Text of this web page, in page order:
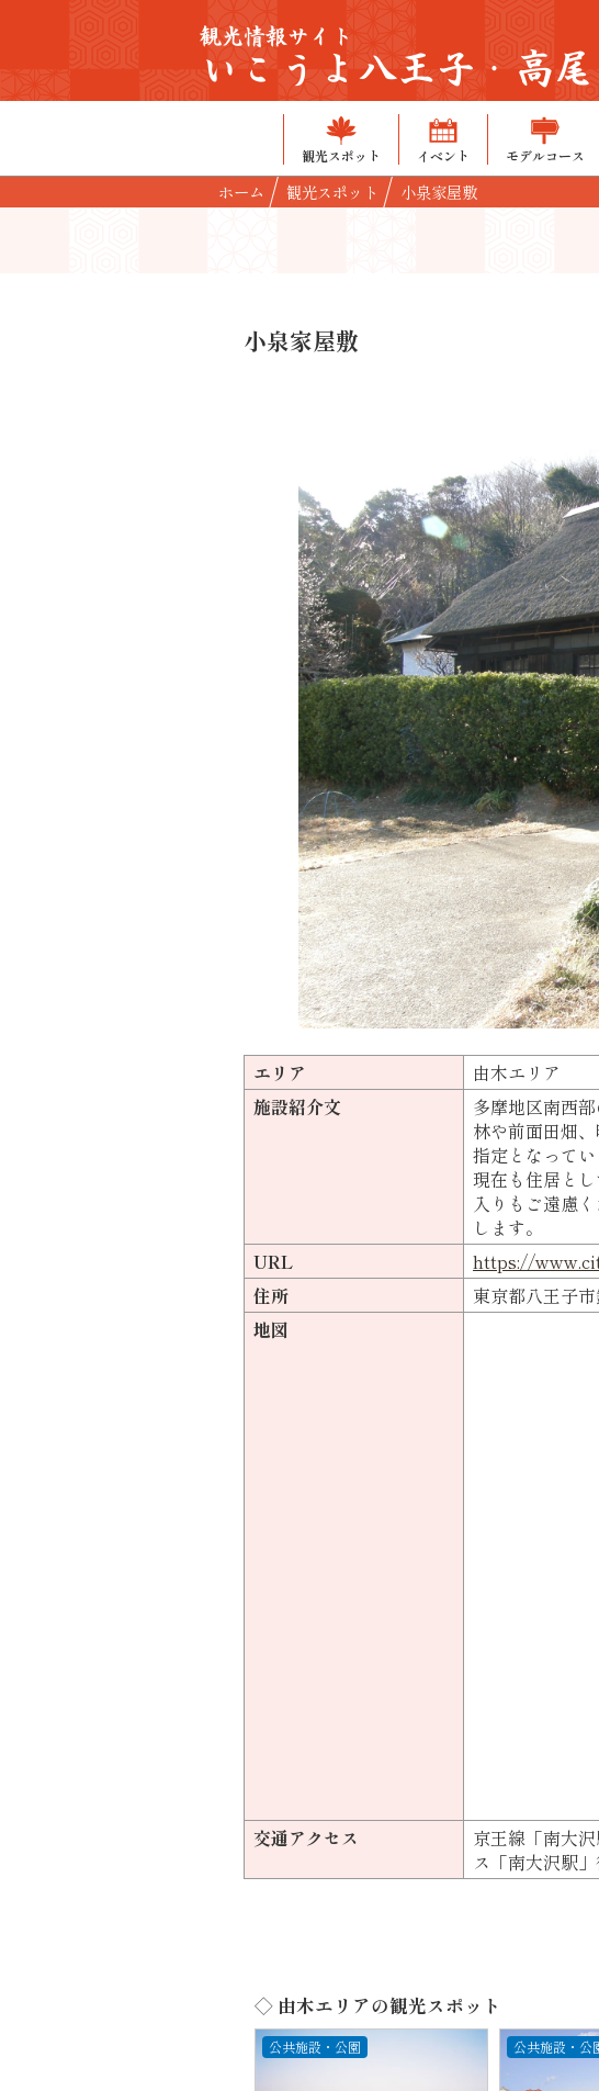
観光情報サイト
いこうよ八王子・高尾
観光スポット イベント モデルコース
ホーム 観光スポット 小泉家屋敷
小泉家屋敷
エリア
由木エリア
施設紹介文
多摩地区南西
林や前面田畑
指定となってい
現在も住居と
入りもご遠慮
します。
URL
https://
住所
東京都八王子
地図
交通アクセス
京王線「南大
ス「南大沢駅
◇ 由木エリアの観光スポット
公共施設・公園 公共施設・公